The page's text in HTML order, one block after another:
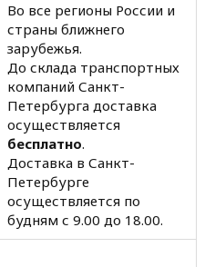
Во все регионы России и
страны ближнего
зарубежья.
До склада транспортных
компаний Санкт-
Петербурга доставка
осуществляется
бесплатно.
Доставка в Санкт-
Петербурге
осуществляется по
будням с 9.00 до 18.00.